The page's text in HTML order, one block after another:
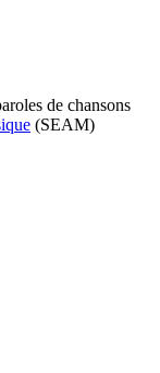
de chansons
(SEAM)